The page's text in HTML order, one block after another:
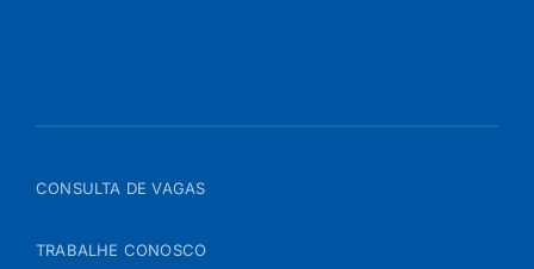
CONSULTA DE VAGAS
TRABALHE CONOSCO